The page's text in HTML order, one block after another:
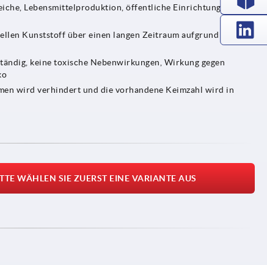
Lebensmittelproduktion, öffentliche Einrichtungen,
Kunststoff über einen langen Zeitraum aufgrund von
keine toxische Nebenwirkungen, Wirkung gegen
wird verhindert und die vorhandene Keimzahl wird in
WÄHLEN SIE ZUERST EINE VARIANTE AUS